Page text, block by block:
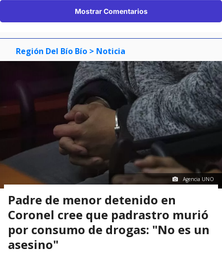
Mostrar Comentarios
Región Del Bío Bío > Noticia
Agencia UNO
Padre de menor detenido en
Coronel cree que padrastro murió
por consumo de drogas: "No es un
asesino"